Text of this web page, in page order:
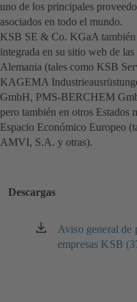
uno de los principales
asociados en todo el mundo.
KSB SE & Co. KGaA también
integrada en su sitio web de
Alemania (tales como KSB
KAGEMA
GmbH, PMS-BERCHEM
pero también en otros Estados
Espacio Económico Europeo
AMVI, S.A. y otras).
Descargas
Aviso general de
empresas KSB
(se
abre